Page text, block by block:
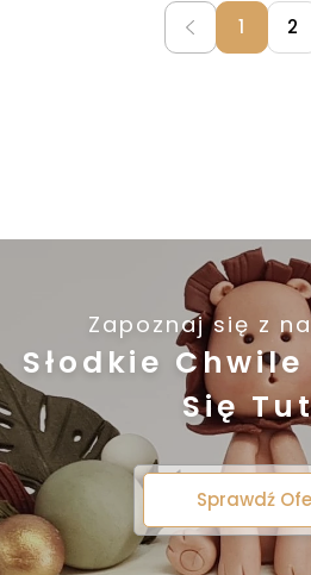
1 2
Zapoznaj się z
Słodkie
Się
Sprawdź